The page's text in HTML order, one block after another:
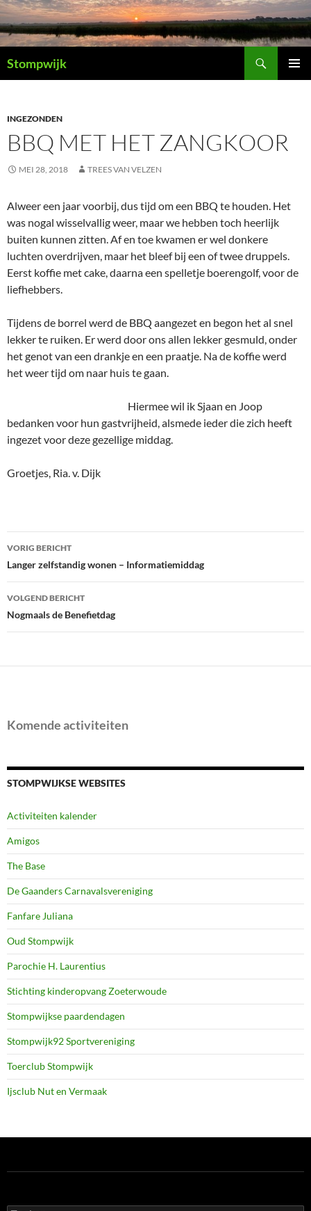
Ga
naar
de
inhoud
Stompwijk
INGEZONDEN
BBQ MET HET ZANGKOOR
MEI 28, 2018 TREES VAN VELZEN
Alweer een jaar voorbij, dus tijd om een BBQ te houden. Het
was nogal wisselvallig weer, maar we hebben toch heerlijk
buiten kunnen zitten. Af en toe kwamen er wel donkere
luchten overdrijven, maar het bleef bij een of twee druppels.
Eerst koffie met cake, daarna een spelletje boerengolf, voor de
liefhebbers.
Tijdens de borrel werd de BBQ aangezet en begon het al snel
lekker te ruiken. Er werd door ons allen lekker gesmuld, onder
het genot van een drankje en een praatje. Na de koffie werd
het weer tijd om naar huis te gaan.
Hiermee wil ik Sjaan en Joop
bedanken voor hun gastvrijheid, alsmede ieder die zich heeft
ingezet voor deze gezellige middag.
Groetjes, Ria. v. Dijk
Bericht
navigatie
VORIG BERICHT
Langer zelfstandig wonen – Informatiemiddag
VOLGEND BERICHT
Nogmaals de Benefietdag
Komende activiteiten
STOMPWIJKSE WEBSITES
Activiteiten kalender
Amigos
The Base
De Gaanders Carnavalsvereniging
Fanfare Juliana
Oud Stompwijk
Parochie H. Laurentius
Stichting kinderopvang Zoeterwoude
Stompwijkse paardendagen
Stompwijk92 Sportvereniging
Toerclub Stompwijk
Ijsclub Nut en Vermaak